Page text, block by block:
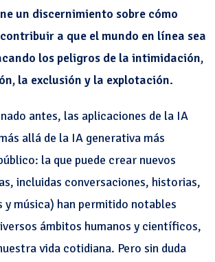
un discernimiento sobre cómo
a que el mundo en línea sea
los peligros de la intimidación,
la exclusión y la explotación.
antes, las aplicaciones de la IA
allá de la IA generativa más
la que puede crear nuevos
incluidas conversaciones, historias,
y música) han permitido notables
ámbitos humanos y científicos,
vida cotidiana. Pero sin duda